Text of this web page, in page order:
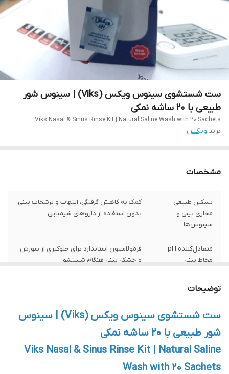
ست شستشوی سینوس ویکس (Viks) | سینوس شور
طبیعی با ۲۰ ساشه نمکی
Viks Nasal & Sinus Rinse Kit | Natural Saline Wash with 20 Sachets
برند:ویکس
مشخصات
تسکین طبیعی
مجاری بینی و
سینوس‌ها
کمک به کاهش گرفتگی، التهاب و ترشحات بینی
بدون استفاده از داروهای شیمیایی
متعادل‌کننده pH
مخاط بینی
فرمولاسیون استاندارد برای جلوگیری از سوزش
و خشکی بینی هنگام شستشو
ساشه نمکی آماده
مناسب سینوزیت،
قابل استفاده برای پاکسازی روزانه بینی در افراد
توضیحات
ست شستشوی سینوس ویکس (Viks) | سینوس
شور طبیعی با ۲۰ ساشه نمکی
Viks Nasal & Sinus Rinse Kit | Natural Saline
Wash with 20 Sachets